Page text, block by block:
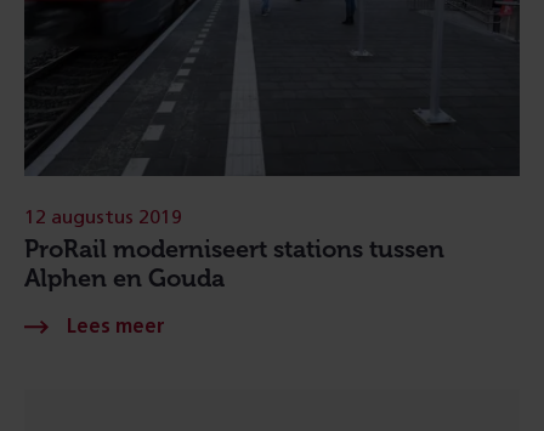
ProRail moderniseert stations tussen
Alphen en Gouda
12 augustus 2019